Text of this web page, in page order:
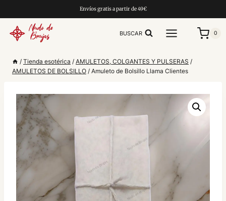
al
contenido
Envíos gratis a partir de 49€
BUSCAR 0
/ Tienda esotérica / AMULETOS, COLGANTES Y PULSERAS /
AMULETOS DE BOLSILLO / Amuleto de Bolsillo Llama Clientes